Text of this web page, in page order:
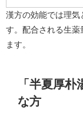
漢方の効能では理気
す。配合される生薬
ます。
「半夏厚
な方